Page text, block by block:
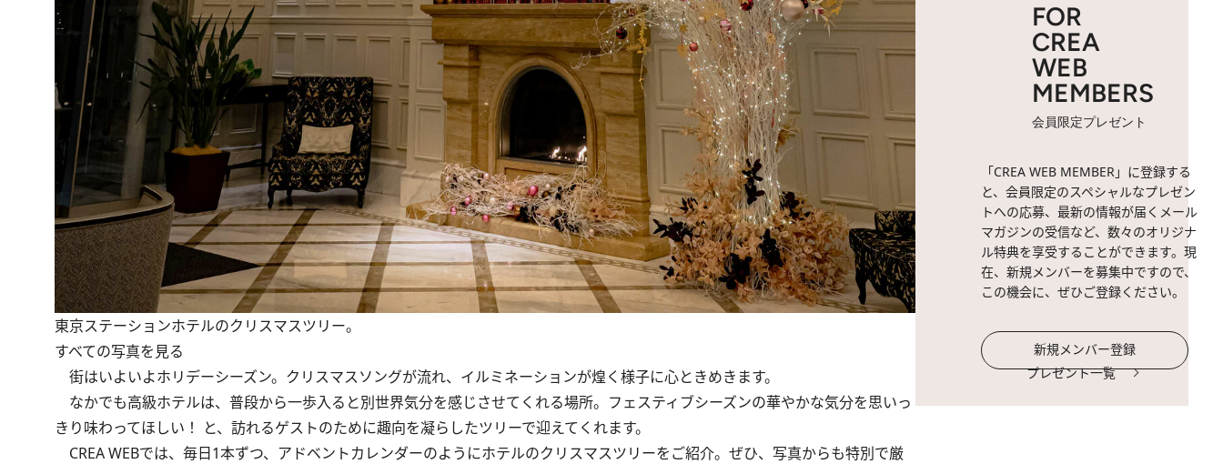
東京ステーションホテルのクリスマスツリー。
すべての写真を見る
街はいよいよホリデーシーズン。クリスマスソングが流れ、イルミネーションが煌く様子に心ときめきます。
なかでも高級ホテルは、普段から一歩入ると別世界気分を感じさせてくれる場所。フェスティブシーズンの華やかな気分を思いっ
きり味わってほしい！ と、訪れるゲストのために趣向を凝らしたツリーで迎えてくれます。
CREA WEBでは、毎日1本ずつ、アドベントカレンダーのようにホテルのクリスマスツリーをご紹介。ぜひ、写真からも特別で厳
FOR
CREA
WEB
MEMBERS
会員限定プレゼント
「CREA WEB MEMBER」に登録する
と、会員限定のスペシャルなプレゼン
トへの応募、最新の情報が届くメール
マガジンの受信など、数々のオリジナ
ル特典を享受することができます。現
在、新規メンバーを募集中ですので、
この機会に、ぜひご登録ください。
新規メンバー登録
プレゼント一覧